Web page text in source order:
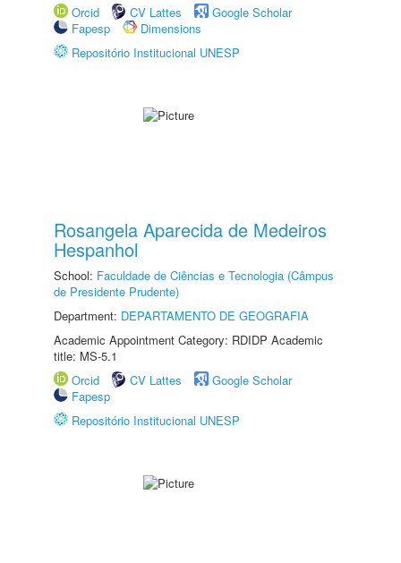
Orcid
CV Lattes
Google Scholar
Fapesp
Dimensions
Repositório Institucional UNESP
Rosangela Aparecida de Medeiros
Hespanhol
School: Faculdade de Ciências e Tecnologia (Câmpus
de Presidente Prudente)
Department: DEPARTAMENTO DE GEOGRAFIA
Academic Appointment Category: RDIDP Academic
title: MS-5.1
Orcid
CV Lattes
Google Scholar
Fapesp
Repositório Institucional UNESP